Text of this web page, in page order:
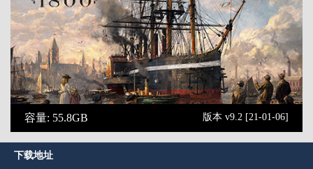
容量: 55.8GB 版本 v9.2 [21-01-06]
下载地址